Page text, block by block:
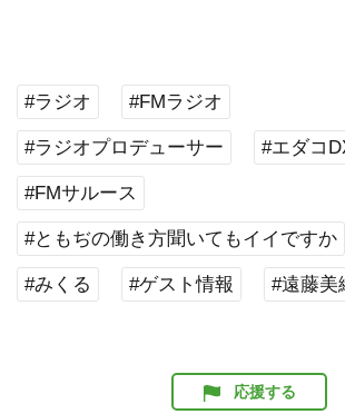
#ラジオ #FMラジオ
#ラジオプロデューサー #エダコ
#FMサルース
#ともぢの働き方聞いてもイイですか
#みくる #ゲスト情報 #遠藤美
応援する